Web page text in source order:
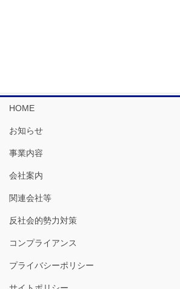
HOME
お知らせ
事業内容
会社案内
関連会社等
反社会的勢力対策
コンプライアンス
プライバシーポリシー